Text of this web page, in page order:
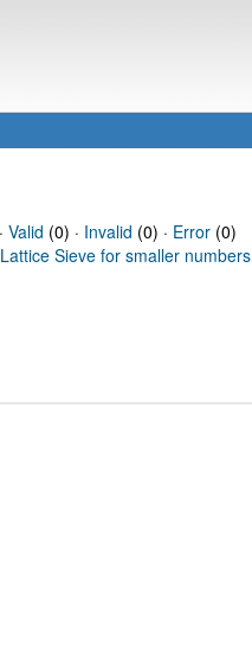
Valid (0) · Invalid (0) · Error(0)
Sieve for smaller numbers